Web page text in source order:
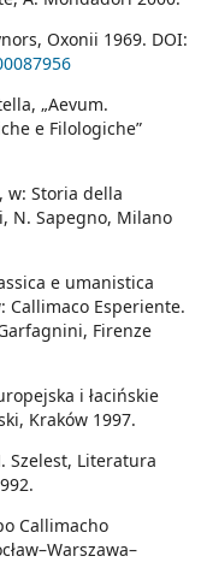
Oxonii 1969. DOI:
„Aevum.
e Filologiche”
w: Storia della
N. Sapegno, Milano
e umanistica
Callimaco Esperiente.
Firenze
i łacińskie
Kraków 1997.
Szelest, Literatura
Callimacho